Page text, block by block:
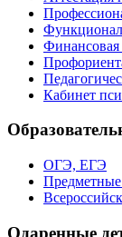
Финансовая
Кабинет
ОГЭ, ЕГЭ
Предметные
Одаренные